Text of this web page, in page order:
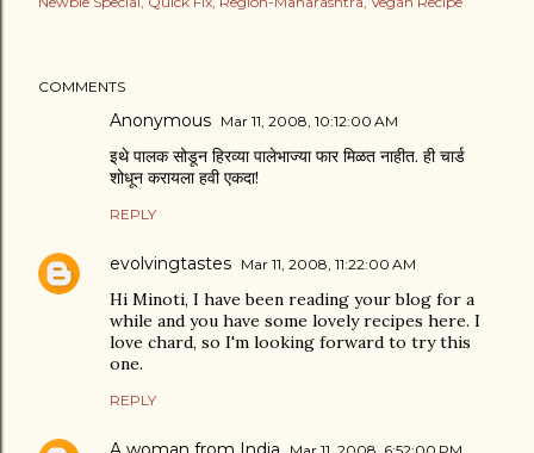
COMMENTS
Anonymous Mar 11, 2008, 10:12:00 AM
इथे पालक सोडून हिरव्या पालेभाज्या फार मिळत नाहीत. ही चार्ड
शोधून करायला हवी एकदा!
REPLY
evolvingtastes Mar 11, 2008, 11:22:00 AM
Hi Minoti, I have been reading your blog for a
while and you have some lovely recipes here. I
love chard, so I'm looking forward to try this
one.
REPLY